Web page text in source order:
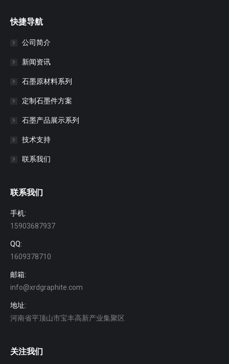
快捷导航
公司简介
新闻资讯
石墨原材料系列
定制石墨件方案
石墨产品展示系列
技术支持
联系我们
联系我们
手机:
15903687937
QQ:
1609378710
邮箱:
info@xrdgraphite.com
地址:
河南省平顶山市宝丰高新产业集聚区
关注我们